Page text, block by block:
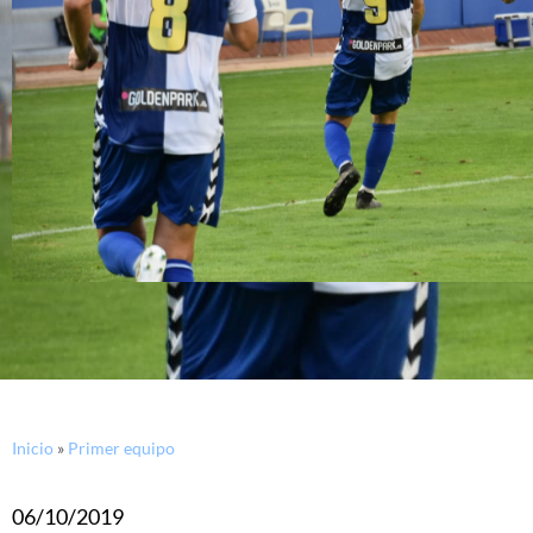
Inicio » Primer equipo
06/10/2019